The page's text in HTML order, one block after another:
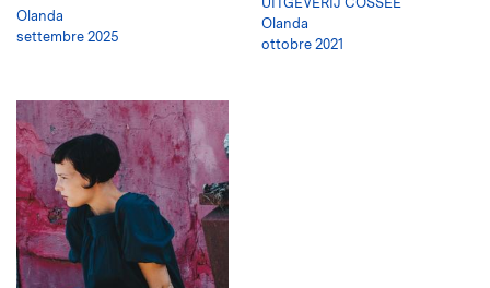
Olanda
settembre 2025
Olanda
ottobre 2021